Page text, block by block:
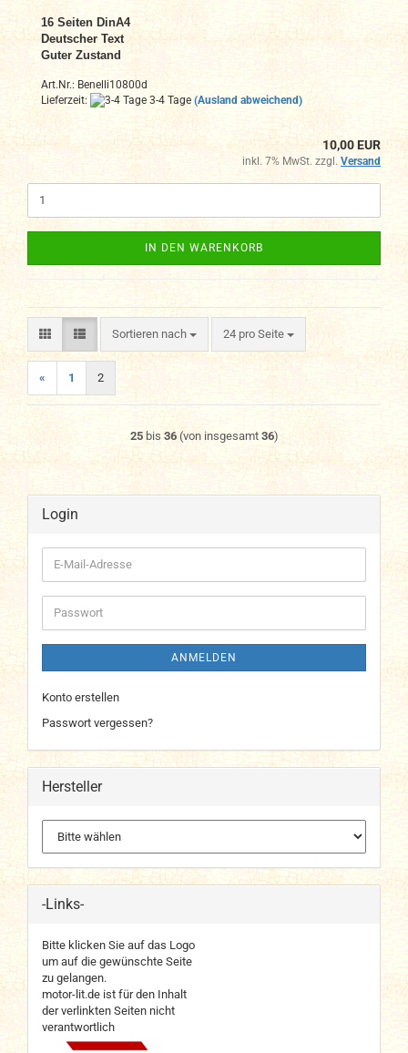
16 Seiten DinA4
Deutscher Text
Guter Zustand
Art.Nr.: Benelli10800d
Lieferzeit:
3-4 Tage (Ausland abweichend)
10,00 EUR
inkl. 7% MwSt. zzgl. Versand
IN DEN WARENKORB
Sortieren nach
Sortieren nach 24 pro Seite
pro Seite
« 1 2
25bis36(von insgesamt 36)
Login
E-
Mail-
Adresse
Passwort
ANMELDEN
Konto erstellen
Passwort vergessen?
Hersteller
-Links-
Bitte klicken Sie auf das Logo
um auf die gewünschte Seite
zu gelangen.
motor-lit.de ist für den Inhalt
der verlinkten Seiten nicht
verantwortlich